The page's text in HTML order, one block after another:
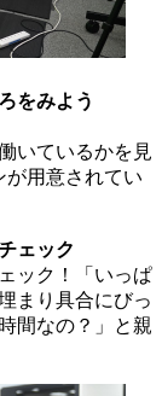
をみよう
いているかを見
が用意されてい
ェック
ック！「いっぱ
まり具合にびっ
間なの？」と親